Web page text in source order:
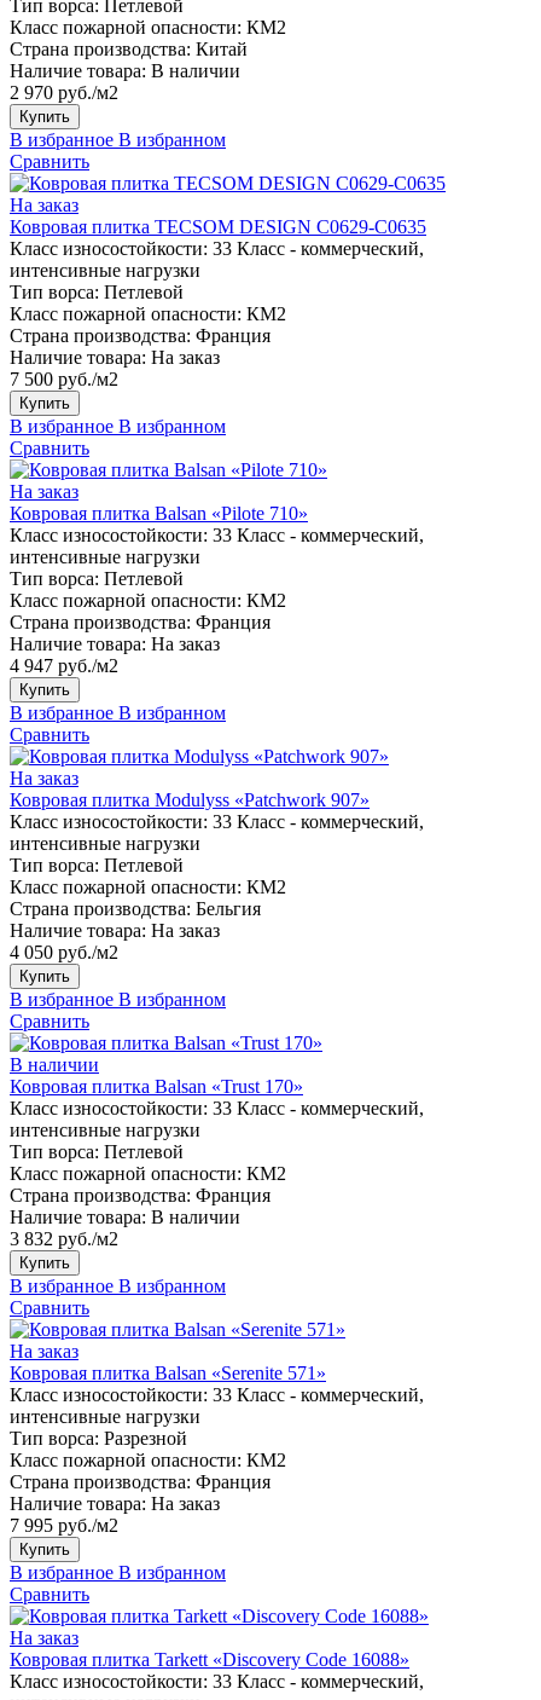
Тип ворса:
Петлевой
Класс пожарной опасности: КМ2
Страна производства: Китай
Наличие товара: В наличии
2 970 руб./м2
Купить
В избранное В избранном
Сравнить
На заказ
Ковровая плитка TECSOM DESIGN C0629-C0635
Класс износостойкости: 33 Класс - коммерческий,
интенсивные нагрузки
Тип ворса: Петлевой
Класс пожарной опасности: КМ2
Страна производства: Франция
Наличие товара: На заказ
7 500 руб./м2
Купить
В избранное В избранном
Сравнить
На заказ
Ковровая плитка Balsan «Pilote 710»
Класс износостойкости: 33 Класс - коммерческий,
интенсивные нагрузки
Тип ворса: Петлевой
Класс пожарной опасности: КМ2
Страна производства: Франция
Наличие товара: На заказ
4 947 руб./м2
Купить
В избранное В избранном
Сравнить
На заказ
Ковровая плитка Modulyss «Patchwork 907»
Класс износостойкости: 33 Класс - коммерческий,
интенсивные нагрузки
Тип ворса: Петлевой
Класс пожарной опасности: КМ2
Страна производства: Бельгия
Наличие товара: На заказ
4 050 руб./м2
Купить
В избранное В избранном
Сравнить
В наличии
Ковровая плитка Balsan «Trust 170»
Класс износостойкости: 33 Класс - коммерческий,
интенсивные нагрузки
Тип ворса: Петлевой
Класс пожарной опасности: КМ2
Страна производства: Франция
Наличие товара: В наличии
3 832 руб./м2
Купить
В избранное В избранном
Сравнить
На заказ
Ковровая плитка Balsan «Serenite 571»
Класс износостойкости: 33 Класс - коммерческий,
интенсивные нагрузки
Тип ворса: Разрезной
Класс пожарной опасности: КМ2
Страна производства: Франция
Наличие товара: На заказ
7 995 руб./м2
Купить
В избранное В избранном
Сравнить
На заказ
Ковровая плитка Tarkett «Discovery Code 16088»
Класс износостойкости: 33 Класс - коммерческий,